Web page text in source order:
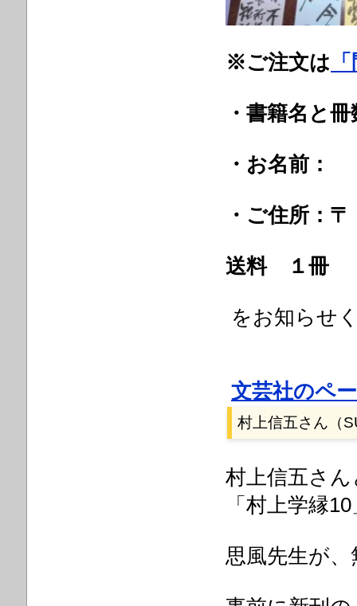
※ご注文は
・書籍名と冊
・お名前：
・ご住所：〒
送料 １冊
をお知らせ
文芸社のペ
村上信五さん（
村上信五さ
「村上学縁
思風先生が